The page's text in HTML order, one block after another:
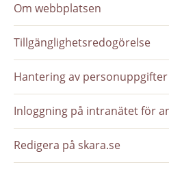
Om webbplatsen
Tillgänglighetsredogörelse
Hantering av personuppgifter
Inloggning på intranätet för
Redigera på skara.se